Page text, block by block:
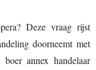
Deze vraag rijst
doorneemt met
annex handelaar